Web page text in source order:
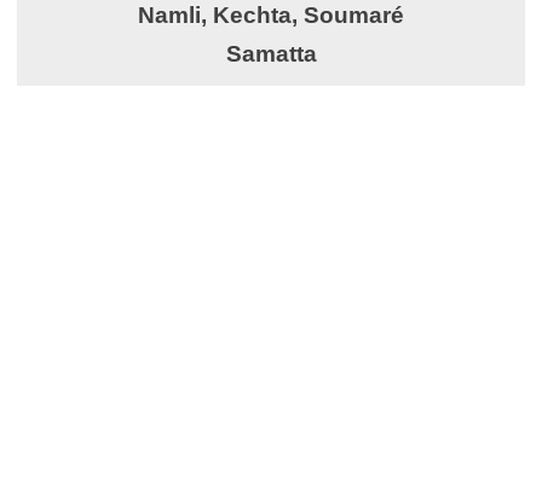
Namli, Kechta, Soumaré
Samatta